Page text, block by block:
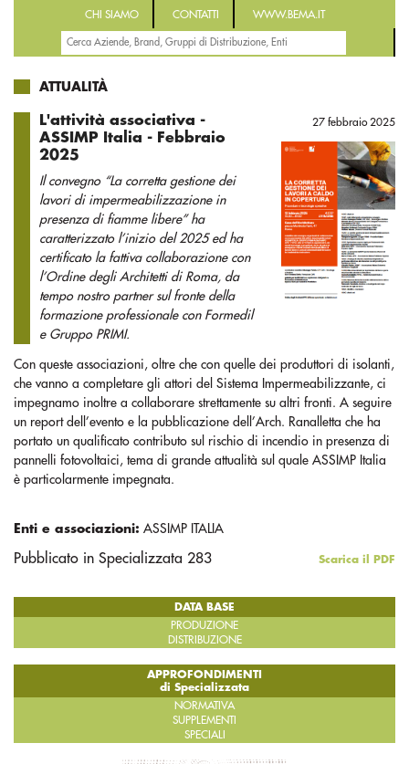
CHI SIAMO CONTATTI WWW.BEMA.IT
ATTUALITÀ
L'attività associativa -
ASSIMP Italia - Febbraio
2025
Il convegno “La corretta gestione dei
lavori di impermeabilizzazione in
presenza di fiamme libere” ha
caratterizzato l’inizio del 2025 ed ha
certificato la fattiva collaborazione con
l’Ordine degli Architetti di Roma, da
tempo nostro partner sul fronte della
formazione professionale con Formedil
e Gruppo PRIMI.
27 febbraio 2025
Con queste associazioni, oltre che con quelle dei produttori di isolanti,
che vanno a completare gli attori del Sistema Impermeabilizzante, ci
impegnamo inoltre a collaborare strettamente su altri fronti. A seguire
un report dell’evento e la pubblicazione dell’Arch. Ranalletta che ha
portato un qualificato contributo sul rischio di incendio in presenza di
pannelli fotovoltaici, tema di grande attualità sul quale ASSIMP Italia
è particolarmente impegnata.
Enti e associazioni: ASSIMP ITALIA
Pubblicato in Specializzata 283 Scarica il PDF
DATA BASE
PRODUZIONE
DISTRIBUZIONE
APPROFONDIMENTI
di Specializzata
NORMATIVA
SUPPLEMENTI
SPECIALI